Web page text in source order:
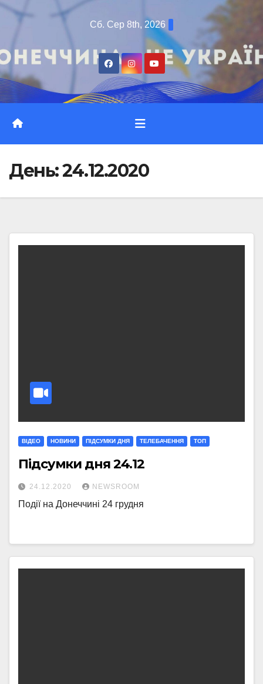
Перейти
Сб. Сер 8th, 2026
День:24.12.2020
ВІДЕО НОВИНИ ПІДСУМКИ ДНЯ ТЕЛЕБАЧЕННЯ ТОП
Підсумки дня 24.12
24.12.2020 NEWSROOM
Події на Донеччині 24 грудня